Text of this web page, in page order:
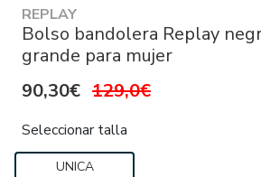
REPLAY
Bolso bandolera Replay
grande para mujer
90,30€ 129,0€
Seleccionar talla
UNICA